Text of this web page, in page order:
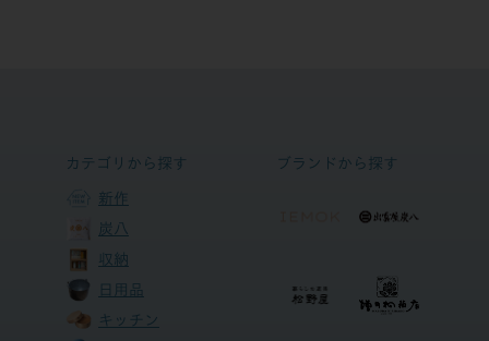
カテゴリから探す
新作
炭八
収納
日用品
キッチン
ブランドから探す